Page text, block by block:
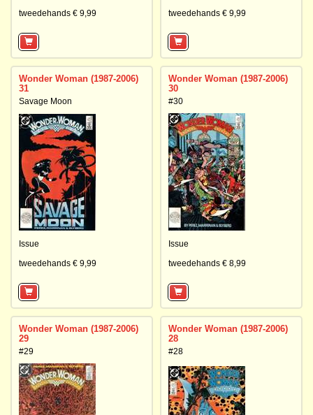
tweedehands € 9,99 tweedehands € 9,99
Wonder Woman (1987-2006)
31
Savage Moon
Issue
tweedehands € 9,99
Wonder Woman (1987-2006)
30
#30
Issue
tweedehands € 8,99
Wonder Woman (1987-2006)
29
#29
Wonder Woman (1987-2006)
28
#28